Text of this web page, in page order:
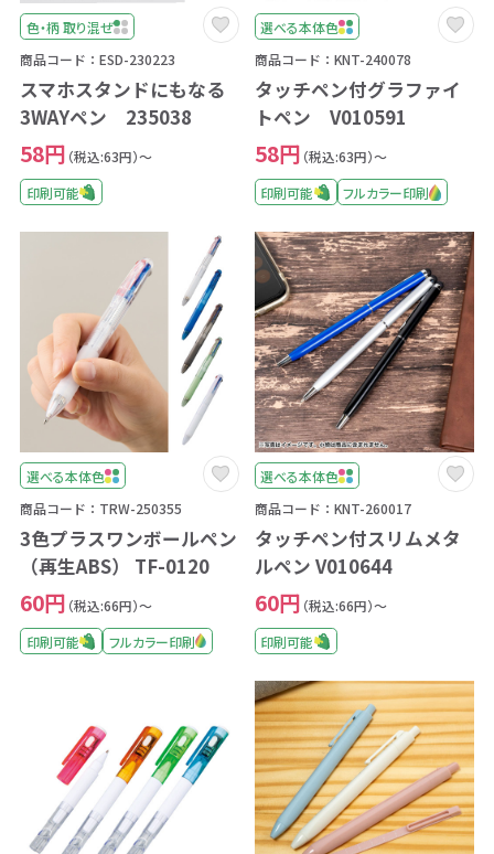
色・柄 取り混ぜ
商品コード：ESD-230223
スマホスタンドにもなる
3WAYペン 235038
58円 （税込:63円）～
印刷可能
選べる本体色
商品コード：KNT-240078
タッチペン付グラファイ
トペン V010591
58円 （税込:63円）～
印刷可能
フルカラー印刷
選べる本体色
商品コード：TRW-250355
3色プラスワンボールペン
（再生ABS） TF-0120
60円 （税込:66円）～
印刷可能
フルカラー印刷
選べる本体色
商品コード：KNT-260017
タッチペン付スリムメタ
ルペン V010644
60円 （税込:66円）～
印刷可能